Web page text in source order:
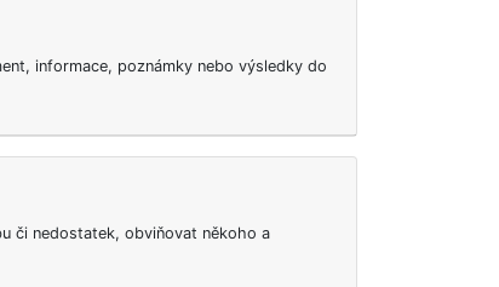
informace, poznámky nebo výsledky do
či nedostatek, obviňovat někoho a